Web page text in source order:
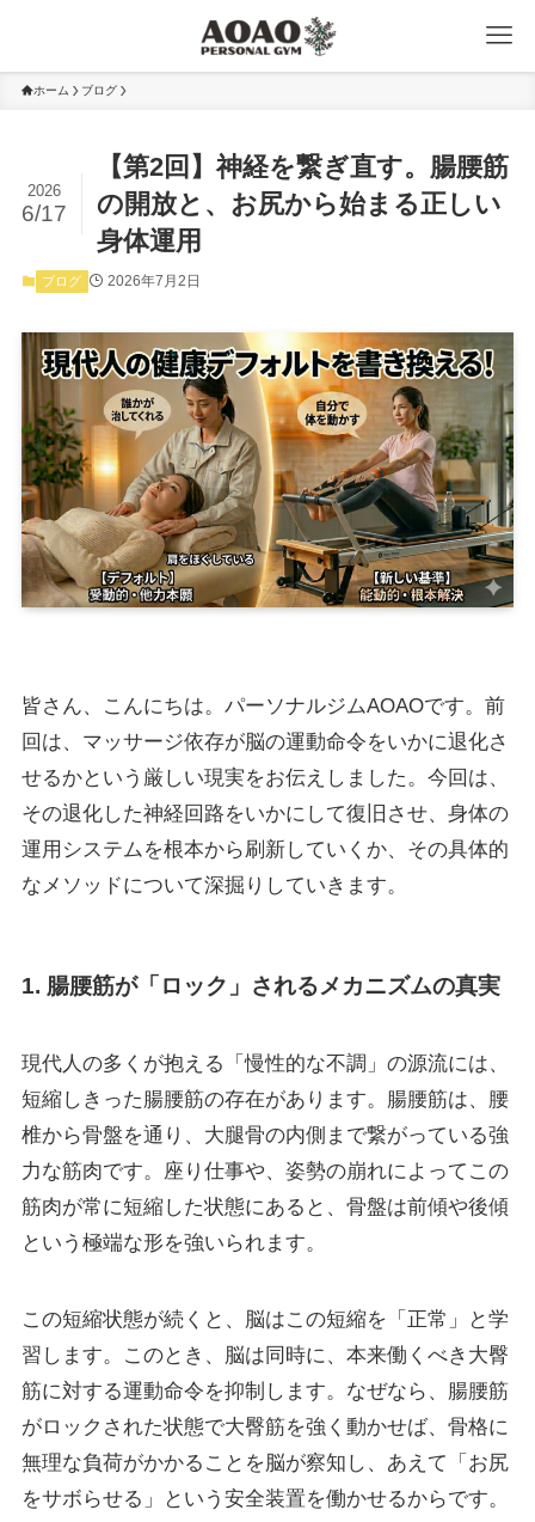
ホーム ブログ
【第2回】神経を繋ぎ直す。腸腰筋
の開放と、お尻から始まる正しい
身体運用
2026
6/17
ブログ 2026年7月2日
皆さん、こんにちは。パーソナルジムAOAOです。前
回は、マッサージ依存が脳の運動命令をいかに退化さ
せるかという厳しい現実をお伝えしました。今回は、
その退化した神経回路をいかにして復旧させ、身体の
運用システムを根本から刷新していくか、その具体的
なメソッドについて深掘りしていきます。
1. 腸腰筋が「ロック」されるメカニズムの真実
現代人の多くが抱える「慢性的な不調」の源流には、
短縮しきった腸腰筋の存在があります。腸腰筋は、腰
椎から骨盤を通り、大腿骨の内側まで繋がっている強
力な筋肉です。座り仕事や、姿勢の崩れによってこの
筋肉が常に短縮した状態にあると、骨盤は前傾や後傾
という極端な形を強いられます。
この短縮状態が続くと、脳はこの短縮を「正常」と学
習します。このとき、脳は同時に、本来働くべき大臀
筋に対する運動命令を抑制します。なぜなら、腸腰筋
がロックされた状態で大臀筋を強く動かせば、骨格に
無理な負荷がかかることを脳が察知し、あえて「お尻
をサボらせる」という安全装置を働かせるからです。